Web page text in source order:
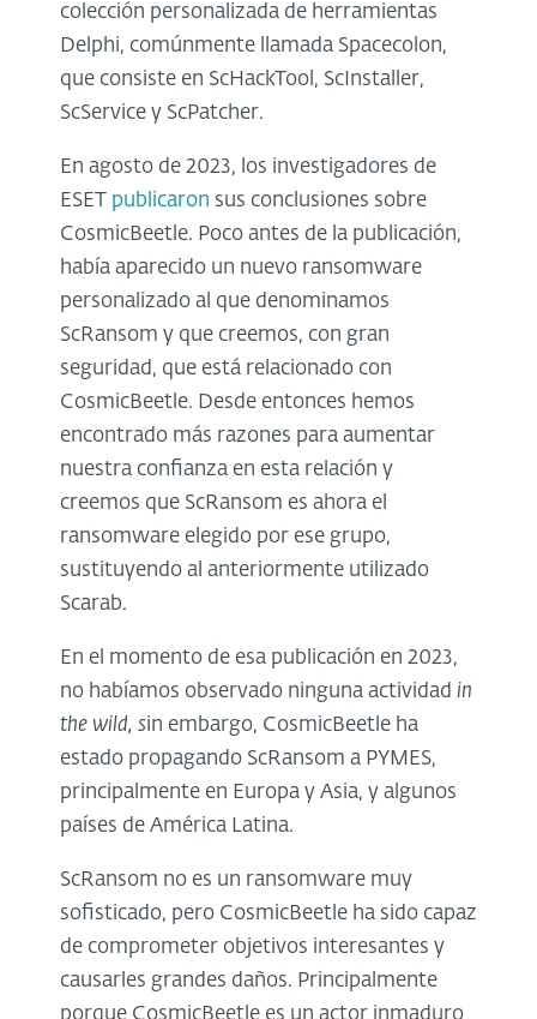
colección personalizada de herramientas
Delphi, comúnmente llamada Spacecolon,
que consiste en ScHackTool, ScInstaller,
ScService y ScPatcher.
En agosto de 2023, los investigadores de
ESET publicaron sus conclusiones sobre
CosmicBeetle. Poco antes de la publicación,
había aparecido un nuevo ransomware
personalizado al que denominamos
ScRansom y que creemos, con gran
seguridad, que está relacionado con
CosmicBeetle. Desde entonces hemos
encontrado más razones para aumentar
nuestra confianza en esta relación y
creemos que ScRansom es ahora el
ransomware elegido por ese grupo,
sustituyendo al anteriormente utilizado
Scarab.
En el momento de esa publicación en 2023,
no habíamos observado ninguna actividad in
the wild, sin embargo, CosmicBeetle ha
estado propagando ScRansom a PYMES,
principalmente en Europa y Asia, y algunos
países de América Latina.
ScRansom no es un ransomware muy
sofisticado, pero CosmicBeetle ha sido capaz
de comprometer objetivos interesantes y
causarles grandes daños. Principalmente
porque CosmicBeetle es un actor inmaduro